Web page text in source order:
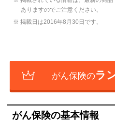
ありますのでご注意ください。
※ 掲載日は2016年8月30日です。
がん保険のラ
がん保険の基本情報